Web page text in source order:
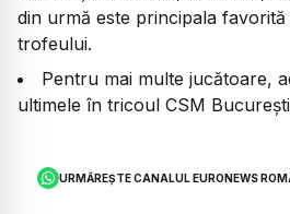
din urmă este principala favorită
trofeului.
Pentru mai multe jucătoare,
ultimele în tricoul CSM
URMĂREȘTE CANALUL EURONEWS